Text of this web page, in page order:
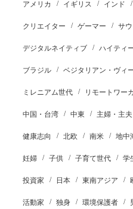
アメリカ イギリス インド
クリエイター ゲーマー サ
デジタルネイティブ ハイティ
ブラジル ベジタリアン・ヴィ
ミレニアム世代 リモートワー
中国・台湾 中東 主婦・主夫
健康志向 北欧 南米 地中
妊婦 子供 子育て世代 学
投資家 日本 東南アジア
活動家 独身 環境保護者